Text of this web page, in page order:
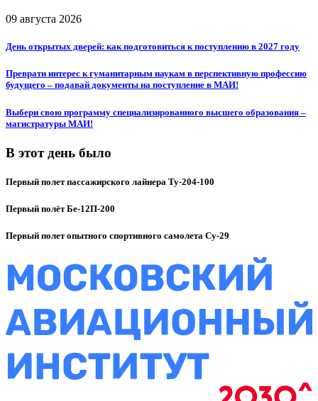
09 августа 2026
День открытых дверей: как подготовиться к поступлению в 2027 году
Преврати интерес к гуманитарным наукам в перспективную профессию
будущего – подавай документы на поступление в МАИ!
Выбери свою программу специализированного высшего образования –
магистратуры МАИ!
В этот день было
Первый полет пассажирского лайнера Ту-204-100
Первый полёт Бе-12П-200
Первый полет опытного спортивного самолета Су-29